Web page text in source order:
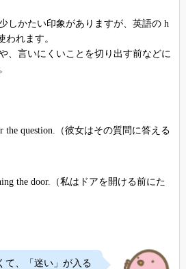
しかたい印象がありますが、英語の h
われます。
、言いにくいことを切り出す前などに
the question.（彼女はその質問に答える
the door.（私はドアを開ける前にた
て、「迷い」が入る